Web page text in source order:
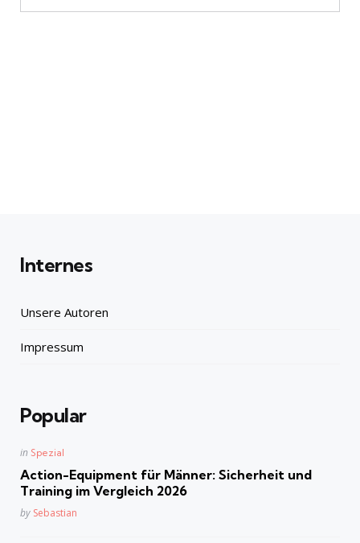
Internes
Unsere Autoren
Impressum
Popular
Posted
in Spezial
Action-Equipment für Männer: Sicherheit und
Training im Vergleich 2026
Posted
by Sebastian